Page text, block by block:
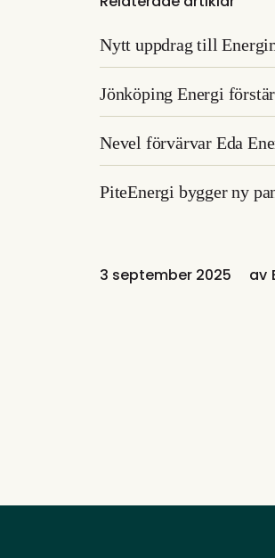
Nytt uppdrag till
Jönköping Energi
Nevel förvärvar Eda
PiteEnergi bygger ny
3 september 2025 av